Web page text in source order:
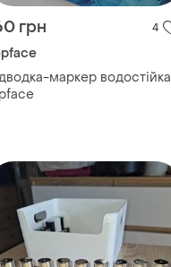
грн 4
маркер водостійка